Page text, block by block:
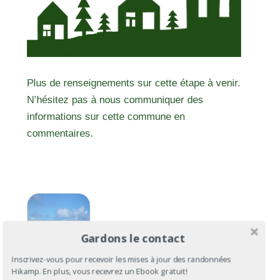
Plus de renseignements sur cette étape à venir.
N’hésitez pas à nous communiquer des
informations sur cette commune en
commentaires.
Gardons le contact
Inscrivez-vous pour recevoir les mises à jour des randonnées
Hikamp. En plus, vous recevrez un Ebook gratuit!